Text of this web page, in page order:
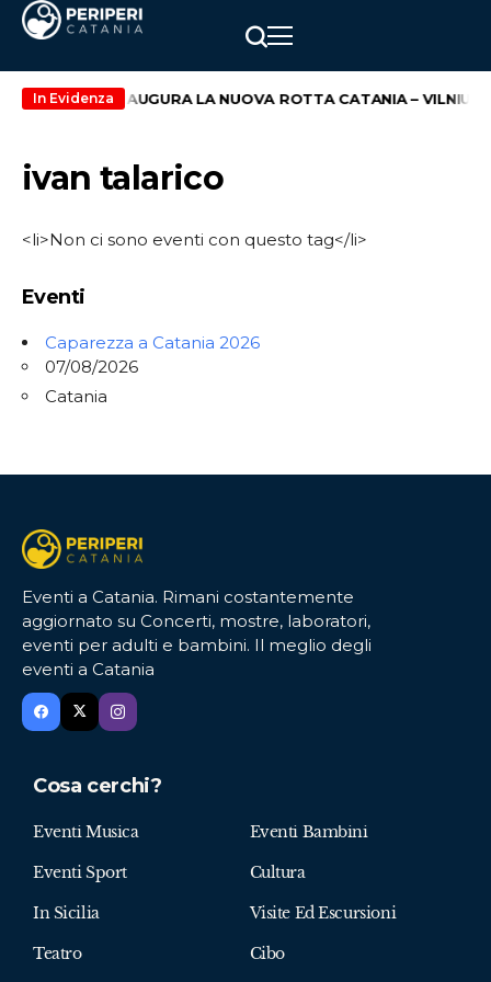
In Evidenza
WIZZ AIR INAUGURA LA NUOVA ROTTA CATANIA – VILNIUS
ivan talarico
<li>Non ci sono eventi con questo tag</li>
Eventi
Caparezza a Catania 2026
07/08/2026
Catania
Eventi a Catania. Rimani costantemente
aggiornato su Concerti, mostre, laboratori,
eventi per adulti e bambini. Il meglio degli
eventi a Catania
Cosa cerchi?
Eventi Musica Eventi Bambini
Eventi Sport Cultura
In Sicilia Visite Ed Escursioni
Teatro Cibo